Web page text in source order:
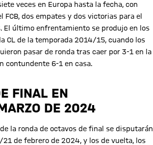
veces en Europa hasta la fecha, con
FCB, dos empates y dos victorias para el
El último enfrentamiento se produjo en los
CL de la temporada 2014/15, cuando los
pasar de ronda tras caer por 3-1 en la
contundente 6-1 en casa.
FINAL EN
DE 2024
la ronda de octavos de final se disputarán
de febrero de 2024, y los de vuelta, los